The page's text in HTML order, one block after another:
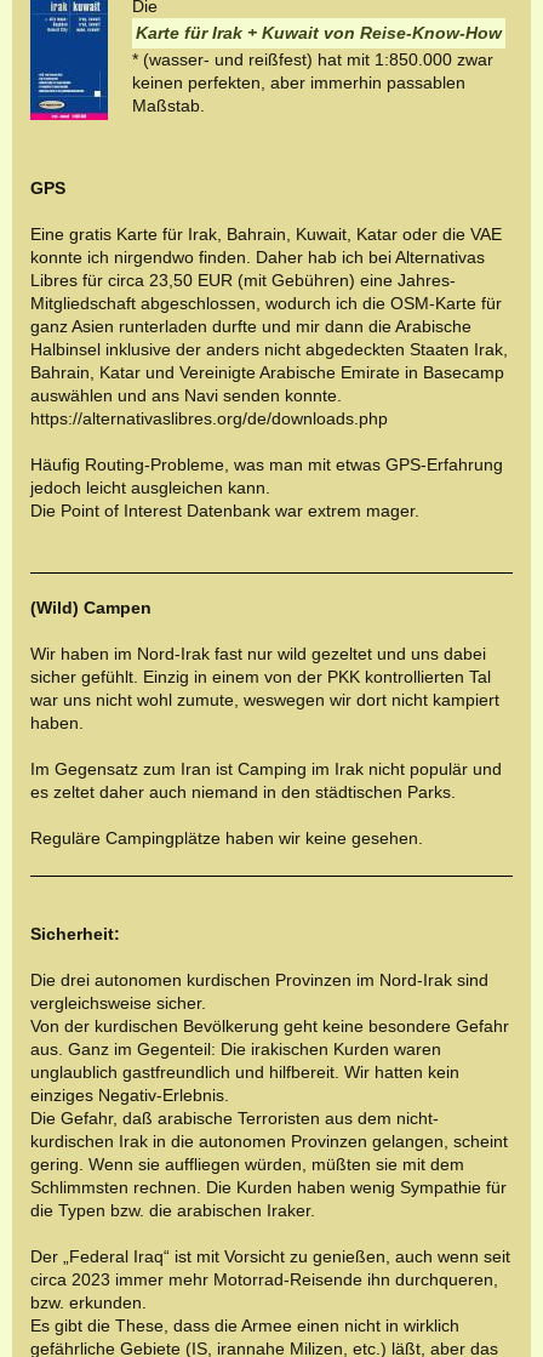
Die
Karte für Irak + Kuwait von Reise-Know-How
* (wasser- und reißfest) hat mit 1:850.000 zwar
keinen perfekten, aber immerhin passablen
Maßstab.
GPS
Eine gratis Karte für Irak, Bahrain, Kuwait, Katar oder die VAE
konnte ich nirgendwo finden. Daher hab ich bei Alternativas
Libres für circa 23,50 EUR (mit Gebühren) eine Jahres-
Mitgliedschaft abgeschlossen, wodurch ich die OSM-Karte für
ganz Asien runterladen durfte und mir dann die Arabische
Halbinsel inklusive der anders nicht abgedeckten Staaten Irak,
Bahrain, Katar und Vereinigte Arabische Emirate in Basecamp
auswählen und ans Navi senden konnte.
https://alternativaslibres.org/de/downloads.php
Häufig Routing-Probleme, was man mit etwas GPS-Erfahrung
jedoch leicht ausgleichen kann.
Die Point of Interest Datenbank war extrem mager.
(Wild) Campen
Wir haben im Nord-Irak fast nur wild gezeltet und uns dabei
sicher gefühlt. Einzig in einem von der PKK kontrollierten Tal
war uns nicht wohl zumute, weswegen wir dort nicht kampiert
haben.
Im Gegensatz zum Iran ist Camping im Irak nicht populär und
es zeltet daher auch niemand in den städtischen Parks.
Reguläre Campingplätze haben wir keine gesehen.
Sicherheit:
Die drei autonomen kurdischen Provinzen im Nord-Irak sind
vergleichsweise sicher.
Von der kurdischen Bevölkerung geht keine besondere Gefahr
aus. Ganz im Gegenteil: Die irakischen Kurden waren
unglaublich gastfreundlich und hilfbereit. Wir hatten kein
einziges Negativ-Erlebnis.
Die Gefahr, daß arabische Terroristen aus dem nicht-
kurdischen Irak in die autonomen Provinzen gelangen, scheint
gering. Wenn sie auffliegen würden, müßten sie mit dem
Schlimmsten rechnen. Die Kurden haben wenig Sympathie für
die Typen bzw. die arabischen Iraker.
Der „Federal Iraq“ ist mit Vorsicht zu genießen, auch wenn seit
circa 2023 immer mehr Motorrad-Reisende ihn durchqueren,
bzw. erkunden.
Es gibt die These, dass die Armee einen nicht in wirklich
gefährliche Gebiete (IS, irannahe Milizen, etc.) läßt, aber das